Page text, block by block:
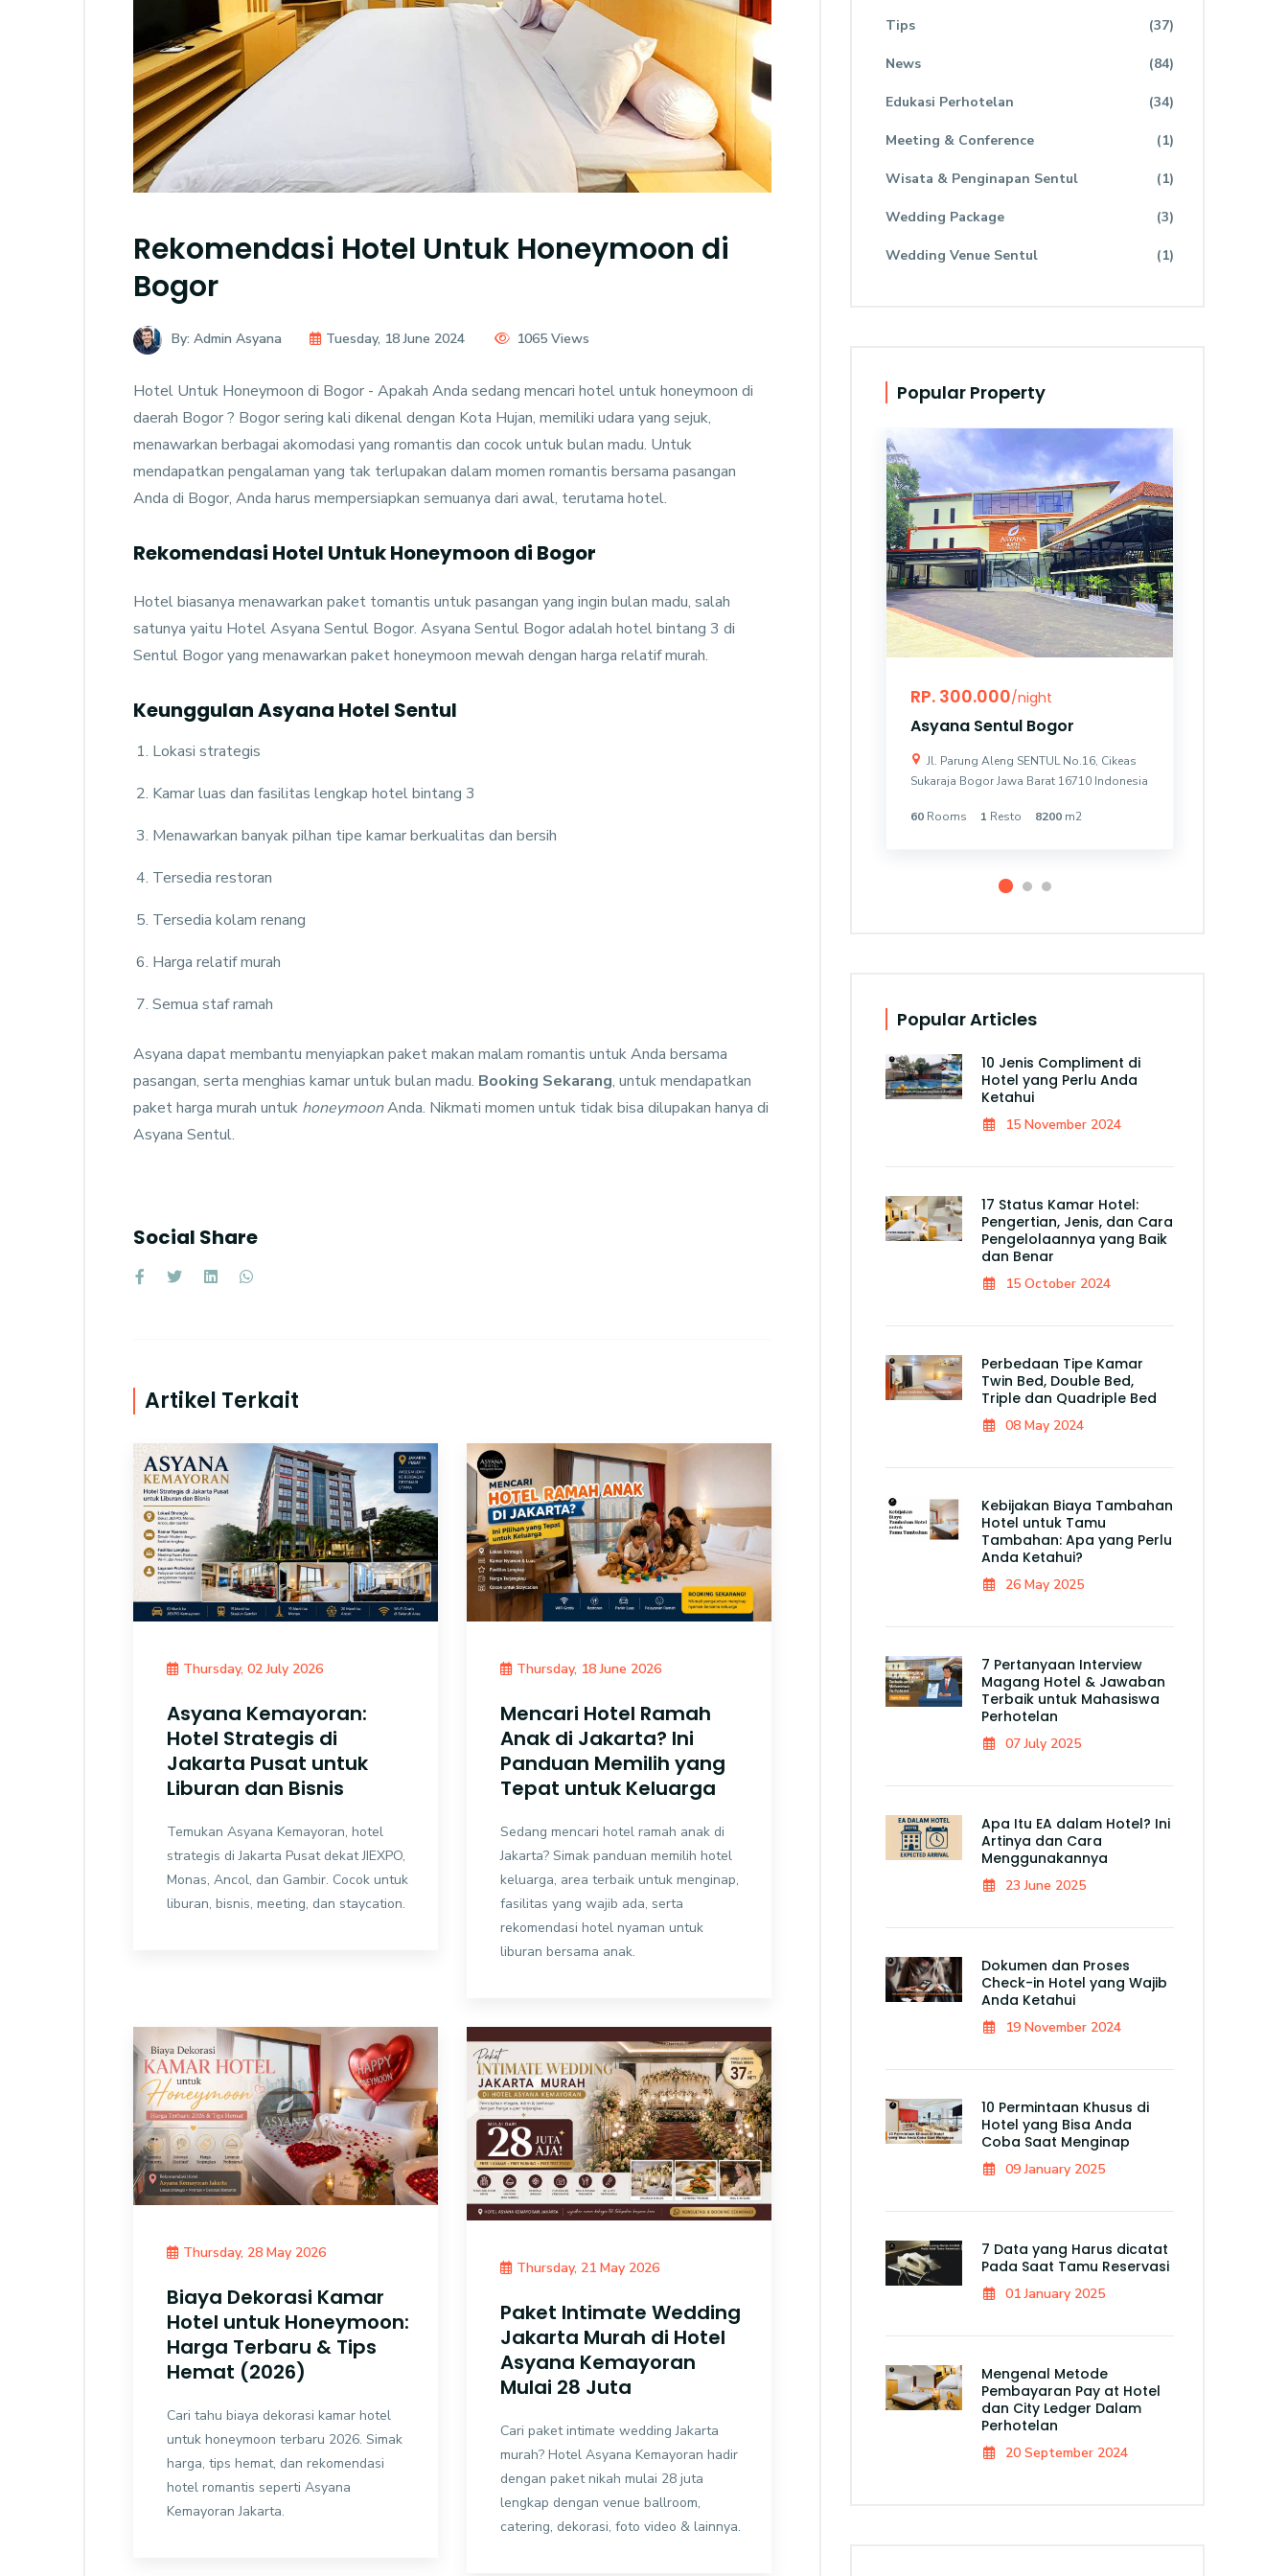
Rekomendasi Hotel Untuk Honeymoon di
Bogor
By: Admin Asyana Tuesday, 18 June 2024 1065 Views
Hotel Untuk Honeymoon di Bogor - Apakah Anda sedang mencari hotel untuk honeymoon di
daerah Bogor ? Bogor sering kali dikenal dengan Kota Hujan, memiliki udara yang sejuk,
menawarkan berbagai akomodasi yang romantis dan cocok untuk bulan madu. Untuk
mendapatkan pengalaman yang tak terlupakan dalam momen romantis bersama pasangan
Anda di Bogor, Anda harus mempersiapkan semuanya dari awal, terutama hotel.
Rekomendasi Hotel Untuk Honeymoon di Bogor
Hotel biasanya menawarkan paket tomantis untuk pasangan yang ingin bulan madu, salah
satunya yaitu Hotel Asyana Sentul Bogor. Asyana Sentul Bogor adalah hotel bintang 3 di
Sentul Bogor yang menawarkan paket honeymoon mewah dengan harga relatif murah.
Keunggulan Asyana Hotel Sentul
Lokasi strategis
Kamar luas dan fasilitas lengkap hotel bintang 3
Menawarkan banyak pilhan tipe kamar berkualitas dan bersih
Tersedia restoran
Tersedia kolam renang
Harga relatif murah
Semua staf ramah
Asyana dapat membantu menyiapkan paket makan malam romantis untuk Anda bersama
pasangan, serta menghias kamar untuk bulan madu. Booking Sekarang, untuk mendapatkan
paket harga murah untuk honeymoonAnda. Nikmati momen untuk tidak bisa dilupakan hanya di
Asyana Sentul.
Social Share
Artikel Terkait
Thursday, 02 July 2026
Asyana Kemayoran:
Hotel Strategis di
Jakarta Pusat untuk
Liburan dan Bisnis
Temukan Asyana Kemayoran, hotel
strategis di Jakarta Pusat dekat JIEXPO,
Monas, Ancol, dan Gambir. Cocok untuk
liburan, bisnis, meeting, dan staycation.
Thursday, 18 June 2026
Mencari Hotel Ramah
Anak di Jakarta? Ini
Panduan Memilih yang
Tepat untuk Keluarga
Sedang mencari hotel ramah anak di
Jakarta? Simak panduan memilih hotel
keluarga, area terbaik untuk menginap,
fasilitas yang wajib ada, serta
rekomendasi hotel nyaman untuk
liburan bersama anak.
Thursday, 28 May 2026
Biaya Dekorasi Kamar
Hotel untuk Honeymoon:
Harga Terbaru & Tips
Hemat (2026)
Cari tahu biaya dekorasi kamar hotel
untuk honeymoon terbaru 2026. Simak
harga, tips hemat, dan rekomendasi
hotel romantis seperti Asyana
Kemayoran Jakarta.
Thursday, 21 May 2026
Paket Intimate Wedding
Jakarta Murah di Hotel
Asyana Kemayoran
Mulai 28 Juta
Cari paket intimate wedding Jakarta
murah? Hotel Asyana Kemayoran hadir
dengan paket nikah mulai 28 juta
lengkap dengan venue ballroom,
catering, dekorasi, foto video & lainnya.
Tips (37)
News (84)
Edukasi Perhotelan (34)
Meeting & Conference (1)
Wisata & Penginapan Sentul (1)
Wedding Package (3)
Wedding Venue Sentul (1)
Popular Property
RP. 300.000/night
Asyana Sentul Bogor
Jl. Parung Aleng SENTUL No.16, Cikeas
Sukaraja Bogor Jawa Barat 16710 Indonesia
60 Rooms 1 Resto 8200 m2
Popular Articles
10 Jenis Compliment di
Hotel yang Perlu Anda
Ketahui
15 November 2024
17 Status Kamar Hotel:
Pengertian, Jenis, dan Cara
Pengelolaannya yang Baik
dan Benar
15 October 2024
Perbedaan Tipe Kamar
Twin Bed, Double Bed,
Triple dan Quadriple Bed
08 May 2024
Kebijakan Biaya Tambahan
Hotel untuk Tamu
Tambahan: Apa yang Perlu
Anda Ketahui?
26 May 2025
7 Pertanyaan Interview
Magang Hotel & Jawaban
Terbaik untuk Mahasiswa
Perhotelan
07 July 2025
Apa Itu EA dalam Hotel? Ini
Artinya dan Cara
Menggunakannya
23 June 2025
Dokumen dan Proses
Check-in Hotel yang Wajib
Anda Ketahui
19 November 2024
10 Permintaan Khusus di
Hotel yang Bisa Anda
Coba Saat Menginap
09 January 2025
7 Data yang Harus dicatat
Pada Saat Tamu Reservasi
01 January 2025
Mengenal Metode
Pembayaran Pay at Hotel
dan City Ledger Dalam
Perhotelan
20 September 2024